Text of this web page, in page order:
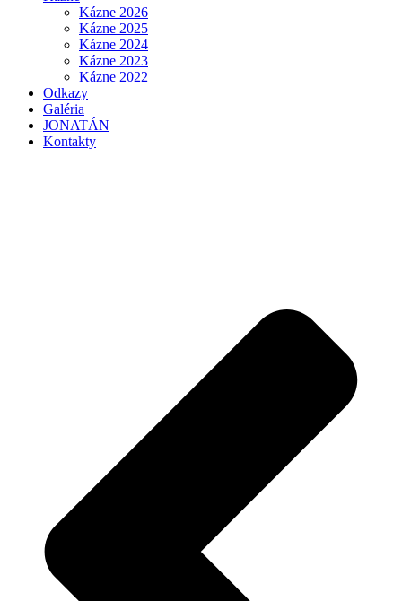
Kázne 2026
Kázne 2025
Kázne 2024
Kázne 2023
Kázne 2022
Odkazy
Galéria
JONATÁN
Kontakty